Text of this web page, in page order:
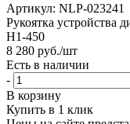
Артикул: NLP-023241
Рукоятка устройства
H1-450
8 280 руб./шт
Есть в наличии
-
В корзину
Купить в 1 клик